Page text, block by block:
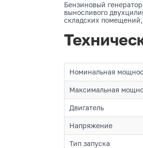
Бензиновый
выносливого
складских
Номинальная
Максимальная
Двигатель
Напряжение
Тип запуска